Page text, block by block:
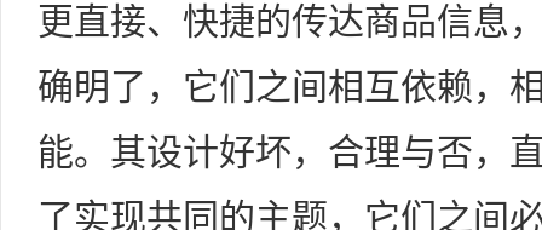
更直接、快捷的传达商品信息
确明了，它们之间相互依赖，
能。其设计好坏，合理与否，
了实现共同的主题，它们之间